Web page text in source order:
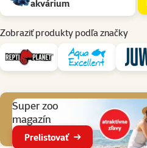
akvárium
Zobraziť produkty podľa značky
Super zoo
magazín
Prelistovať